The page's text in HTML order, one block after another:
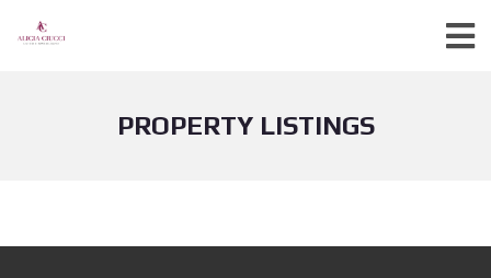
PROPERTY LISTINGS